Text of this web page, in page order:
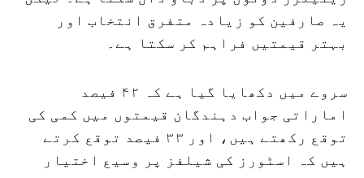
یہ صارفین کو زیادہ متفرق انتخاب اور
بہتر قیمتیں فراہم کر سکتا ہے۔
سروے میں دکھایا گیا ہے کہ ۴۲ فیصد
اماراتی جواب دہندگان قیمتوں میں کمی کی
توقع رکھتے ہیں، اور ۳۳ فیصد توقع کرتے
ہیں کہ اسٹورز کی شیلفز پر وسیع اختیار